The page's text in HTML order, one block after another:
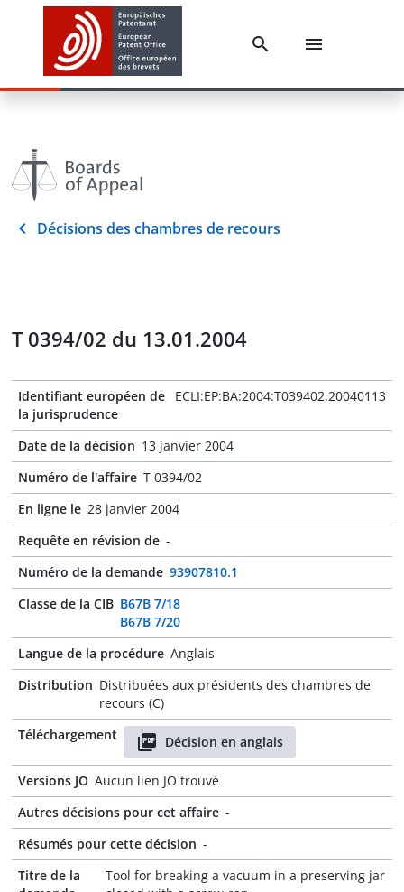
Décisions des chambres de recours
T 0394/02 du 13.01.2004
Identifiant européen de
la jurisprudence
ECLI:EP:BA:2004:T039402.20040113
Date de la décision 13 janvier 2004
Numéro de l'affaire T 0394/02
En ligne le 28 janvier 2004
Requête en révision de -
Numéro de la demande 93907810.1
Classe de la CIB B67B 7/18
B67B 7/20
Langue de la procédure Anglais
Distribution Distribuées aux présidents des chambres de
recours (C)
Téléchargement
Décision en anglais
Versions JO Aucun lien JO trouvé
Autres décisions pour cet affaire -
Résumés pour cette décision -
Titre de la
Tool for breaking a vacuum in a preserving jar